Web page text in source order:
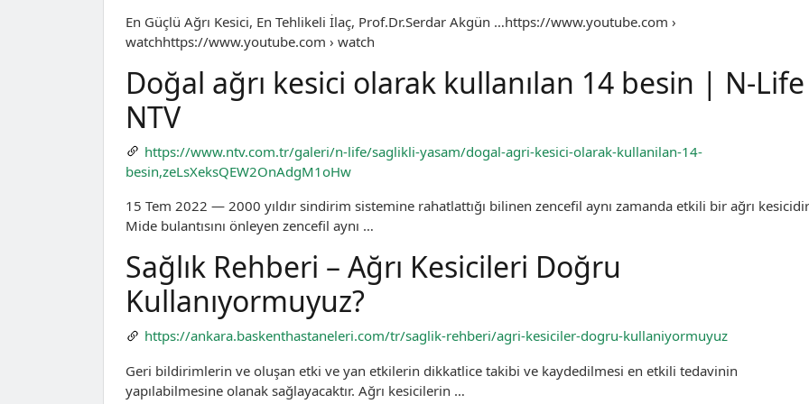
En Güçlü Ağrı Kesici, En Tehlikeli İlaç, Prof.Dr.Serdar Akgün …https://www.youtube.com ›
watchhttps://www.youtube.com › watch
Doğal ağrı kesici olarak kullanılan 14 besin | N-
NTV
https://www.ntv.com.tr/galeri/n-life/saglikli-yasam/dogal-agri-kesici-olarak-kullanilan-14-
besin,zeLsXeksQEW2OnAdgM1oHw
15 Tem 2022 — 2000 yıldır sindirim sistemine rahatlattığı bilinen zencefil aynı zamanda etkili bir ağrı
Mide bulantısını önleyen zencefil aynı …
Sağlık Rehberi – Ağrı Kesicileri Doğru
Kullanıyormuyuz?
https://ankara.baskenthastaneleri.com/tr/saglik-rehberi/agri-kesiciler-dogru-kullaniyormuyuz
Geri bildirimlerin ve oluşan etki ve yan etkilerin dikkatlice takibi ve kaydedilmesi en etkili tedavinin
yapılabilmesine olanak sağlayacaktır. Ağrı kesicilerin …